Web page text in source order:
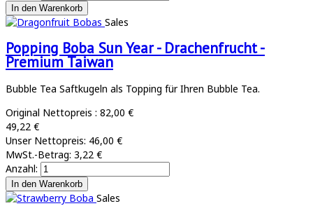
Sales
Popping Boba Sun Year - Drachenfrucht -
Premium Taiwan
Bubble Tea Saftkugeln als Topping für Ihren Bubble Tea.
Original Nettopreis : 82,00 €
49,22 €
Unser Nettopreis: 46,00 €
MwSt.-Betrag: 3,22 €
Anzahl:
Sales